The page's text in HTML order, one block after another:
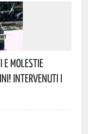
Molestie
Intervenuti I